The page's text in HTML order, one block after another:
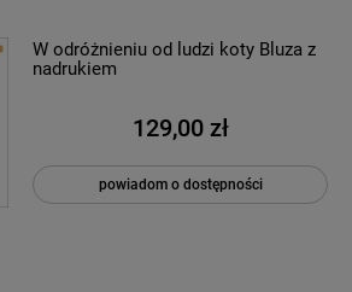
W odróżnieniu od ludzi koty Bluza z
nadrukiem
129,00 zł
powiadom o dostępności